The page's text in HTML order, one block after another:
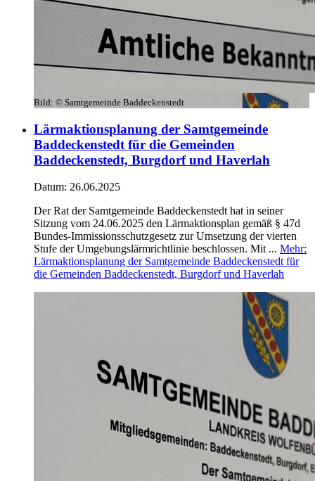
Bild: © Samtgemeinde Baddeckenstedt
Lärmaktionsplanung der Samtgemeinde
Baddeckenstedt für die Gemeinden
Baddeckenstedt, Burgdorf und Haverlah
Datum: 26.06.2025
Der Rat der Samtgemeinde Baddeckenstedt hat in seiner
Sitzung vom 24.06.2025 den Lärmaktionsplan gemäß § 47d
Bundes-Immissionsschutzgesetz zur Umsetzung der vierten
Stufe der Umgebungslärmrichtlinie beschlossen. Mit ... Mehr:
Lärmaktionsplanung der Samtgemeinde Baddeckenstedt für
die Gemeinden Baddeckenstedt, Burgdorf und Haverlah